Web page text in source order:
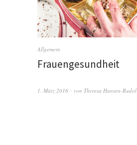
Allgemein
Frauengesundheit
1. März 2016 von Theresa Hansen-Rudol